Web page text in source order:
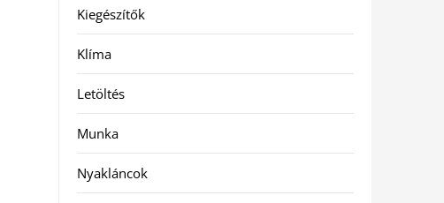
Kiegészítők
Klíma
Letöltés
Munka
Nyakláncok